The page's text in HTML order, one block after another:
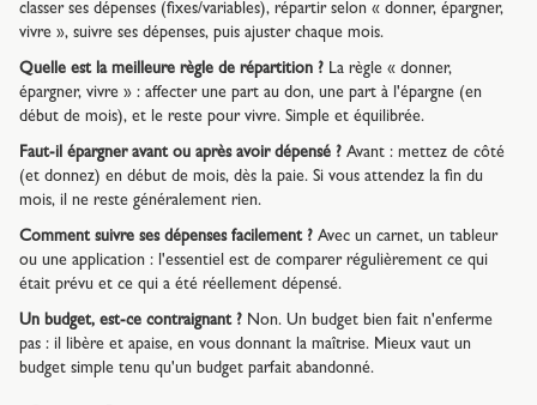
classer ses dépenses (fixes/variables), répartir selon « donner, épargner,
vivre », suivre ses dépenses, puis ajuster chaque mois.
Quelle est la meilleure règle de répartition ? La règle « donner,
épargner, vivre » : affecter une part au don, une part à l'épargne (en
début de mois), et le reste pour vivre. Simple et équilibrée.
Faut-il épargner avant ou après avoir dépensé ? Avant : mettez de côté
(et donnez) en début de mois, dès la paie. Si vous attendez la fin du
mois, il ne reste généralement rien.
Comment suivre ses dépenses facilement ? Avec un carnet, un tableur
ou une application : l'essentiel est de comparer régulièrement ce qui
était prévu et ce qui a été réellement dépensé.
Un budget, est-ce contraignant ? Non. Un budget bien fait n'enferme
pas : il libère et apaise, en vous donnant la maîtrise. Mieux vaut un
budget simple tenu qu'un budget parfait abandonné.